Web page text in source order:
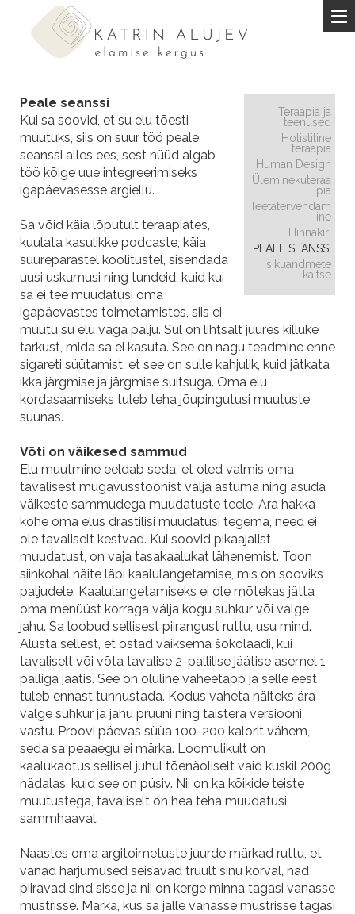
Teraapia ja
teenused
Holistiline
teraapia
Human Design
Üleminekuteraa
pia
Teetatervendam
ine
Hinnakiri
PEALE SEANSSI
Isikuandmete
kaitse
Peale seanssi
Kui sa soovid, et su elu tõesti
muutuks, siis on suur töö peale
seanssi alles ees, sest nüüd algab
töö kõige uue integreerimiseks
igapäevasesse argiellu.
Sa võid käia lõputult teraapiates,
kuulata kasulikke podcaste, käia
suurepärastel koolitustel, sisendada
uusi uskumusi ning tundeid, kuid kui
sa ei tee muudatusi oma
igapäevastes toimetamistes, siis ei
muutu su elu väga palju. Sul on lihtsalt juures killuke
tarkust, mida sa ei kasuta. See on nagu teadmine enne
sigareti süütamist, et see on sulle kahjulik, kuid jätkata
ikka järgmise ja järgmise suitsuga. Oma elu
kordasaamiseks tuleb teha jõupingutusi muutuste
suunas.
Võti on väikesed sammud
Elu muutmine eeldab seda, et oled valmis oma
tavalisest mugavusstoonist välja astuma ning asuda
väikeste sammudega muudatuste teele. Ära hakka
kohe oma elus drastilisi muudatusi tegema, need ei
ole tavaliselt kestvad. Kui soovid pikaajalist
muudatust, on vaja tasakaalukat lähenemist. Toon
siinkohal näite läbi kaalulangetamise, mis on sooviks
paljudele. Kaalulangetamiseks ei ole mõtekas jätta
oma menüüst korraga välja kogu suhkur või valge
jahu. Sa loobud sellisest piirangust ruttu, usu mind.
Alusta sellest, et ostad väiksema šokolaadi, kui
tavaliselt või võta tavalise 2-pallilise jäätise asemel 1
palliga jäätis. See on oluline vaheetapp ja selle eest
tuleb ennast tunnustada. Kodus vaheta näiteks ära
valge suhkur ja jahu pruuni ning täistera versiooni
vastu. Proovi päevas süüa 100-200 kalorit vähem,
seda sa peaaegu ei märka. Loomulikult on
kaalukaotus sellisel juhul tõenäoliselt vaid kuskil 200g
nädalas, kuid see on püsiv. Nii on ka kõikide teiste
muutustega, tavaliselt on hea teha muudatusi
sammhaaval.
Naastes oma argitoimetuste juurde märkad ruttu, et
vanad harjumused seisavad truult sinu kõrval, nad
piiravad sind sisse ja nii on kerge minna tagasi vanasse
mustrisse. Märka, kus sa jälle vanasse mustrisse tagasi